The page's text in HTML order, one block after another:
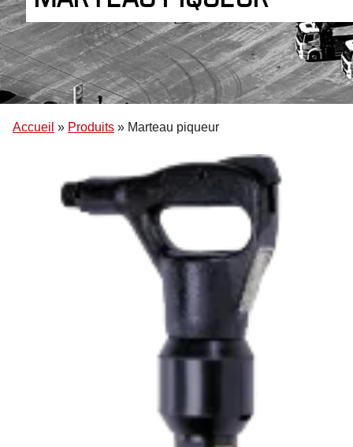
Accueil » Produits » Marteau piqueur